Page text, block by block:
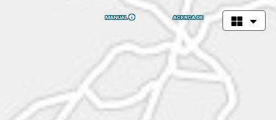
ACERCA DE
MANUAL